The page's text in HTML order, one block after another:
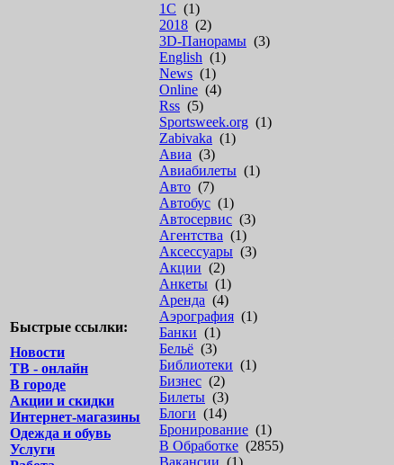
Быстрые ссылки:
Новости
ТВ - онлайн
В городе
Акции и скидки
Интернет-магазины
Одежда и обувь
Услуги
1С (1)
2018 (2)
3D-Панорамы (3)
English (1)
News (1)
Online (4)
Rss (5)
Sportsweek.org (1)
Zabivaka (1)
Авиа (3)
Авиабилеты (1)
Авто (7)
Автобус (1)
Автосервис (3)
Агентства (1)
Аксессуары (3)
Акции (2)
Анкеты (1)
Аренда (4)
Аэрография (1)
Банки (1)
Бельё (3)
Библиотеки (1)
Бизнес (2)
Билеты (3)
Блоги (14)
Бронирование (1)
В Обработке (2855)